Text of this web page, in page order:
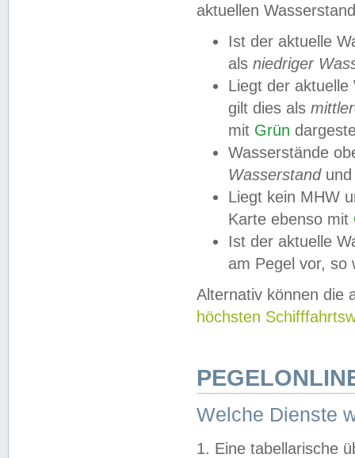
aktuellen
Ist der aktuelle
als niedriger
Liegt der
gilt dies als
mit Grün
Wasserstände
Wasserstandund
Liegt kein MHW
Karte ebenso mit
Ist der aktuelle
am Pegel vor,
Alternativ können die
höchsten
Welche Dienste
1. Eine tabellarische